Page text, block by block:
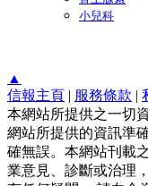
小兒科
▲
信報主頁 | 服務條款 |
本網站所提供之一切
網站所提供的資訊準
確無誤。本網站刊載
業意見、診斷或治理